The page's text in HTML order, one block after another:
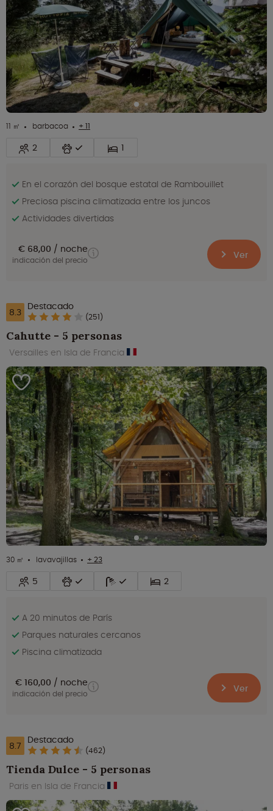
11 ㎡ barbacoa + 11
2 1
En el corazón del bosque estatal de Rambouillet
Preciosa piscina climatizada entre los juncos
Actividades divertidas
€ 68,00 noche
indicación del precio Ver
8.3 Destacado
(251)
Cahutte - 5 personas
Versailles en Isla de Francia
30 ㎡ lavavajillas + 23
5 2
A 20 minutos de París
Parques naturales cercanos
Piscina climatizada
€ 160,00 noche
indicación del precio Ver
8.7 Destacado
(462)
Tienda Dulce - 5 personas
Paris en Isla de Francia